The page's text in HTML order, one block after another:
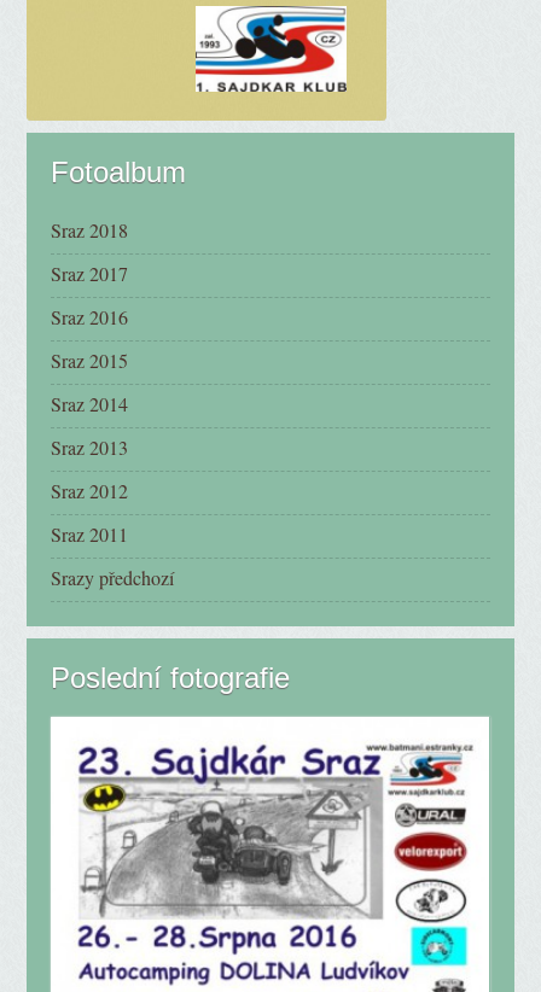
Fotoalbum
Sraz 2018
Sraz 2017
Sraz 2016
Sraz 2015
Sraz 2014
Sraz 2013
Sraz 2012
Sraz 2011
Srazy předchozí
Poslední fotografie